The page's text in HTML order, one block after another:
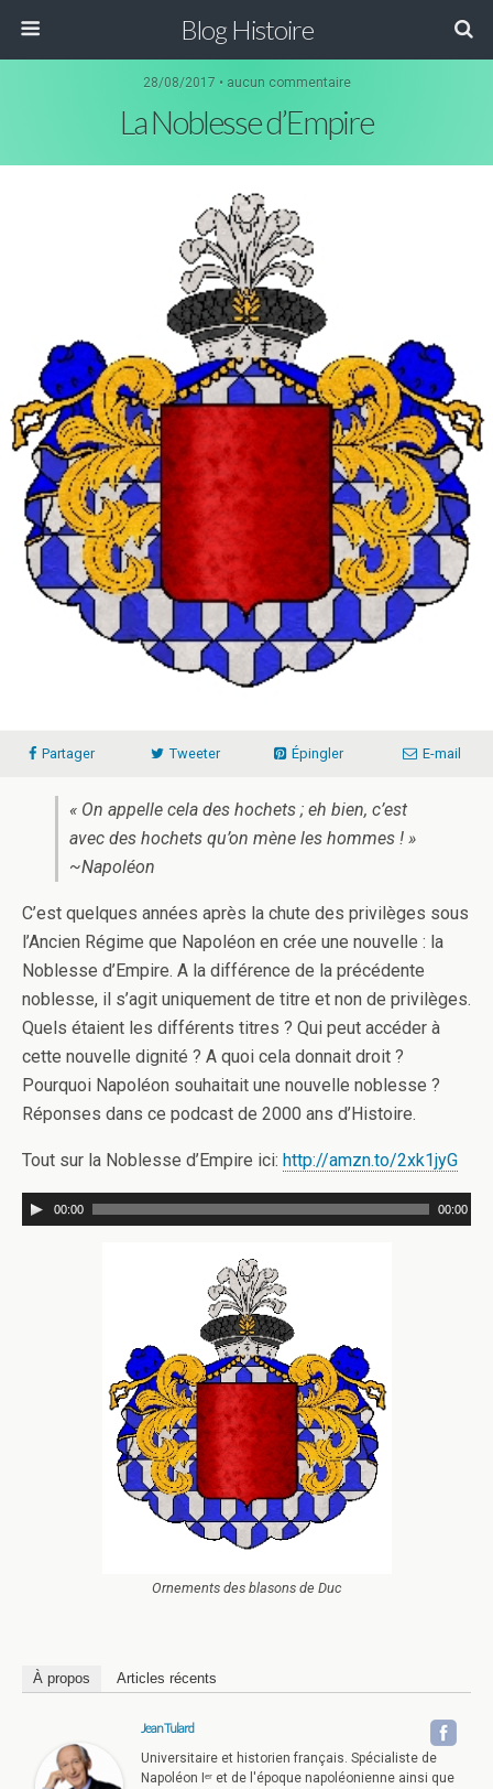
Blog Histoire
28/08/2017 • aucun commentaire
La Noblesse d’Empire
Partager Tweeter Épingler E-mail
« On appelle cela des hochets ; eh bien, c’est
avec des hochets qu’on mène les hommes ! »
~Napoléon
C’est quelques années après la chute des privilèges sous
l’Ancien Régime que Napoléon en crée une nouvelle : la
Noblesse d’Empire. A la différence de la précédente
noblesse, il s’agit uniquement de titre et non de privilèges.
Quels étaient les différents titres ? Qui peut accéder à
cette nouvelle dignité ? A quoi cela donnait droit ?
Pourquoi Napoléon souhaitait une nouvelle noblesse ?
Réponses dans ce podcast de 2000 ans d’Histoire.
Tout sur la Noblesse d’Empire ici: http://amzn.to/2xk1jyG
00:00 00:00
Ornements des blasons de Duc
À propos Articles récents
Jean Tulard
Universitaire et historien français. Spécialiste de
Napoléon Iᵉʳ et de l'époque napoléonienne ainsi que